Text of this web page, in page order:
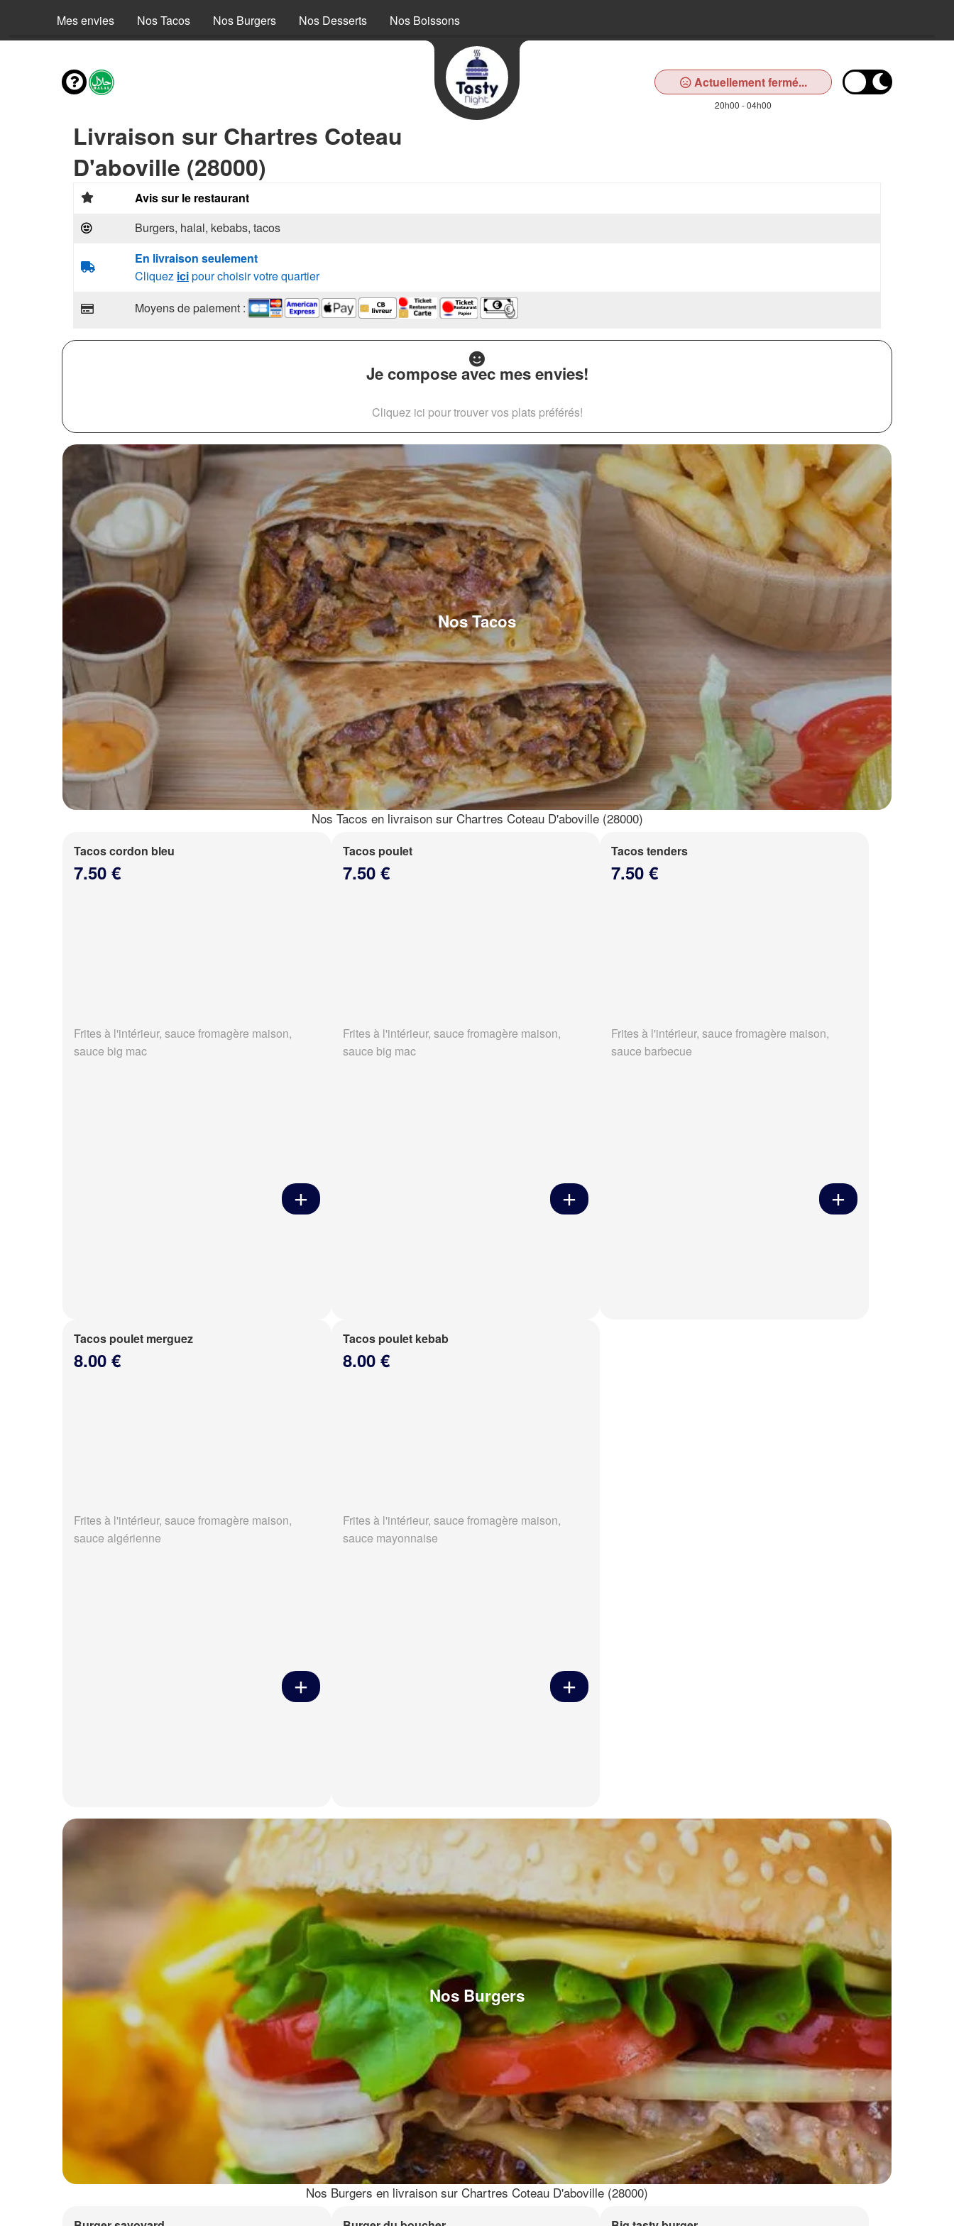
Mes envies Nos Tacos Nos Burgers Nos Desserts Nos Boissons
Actuellement fermé...
20h00 - 04h00
Livraison sur Chartres Coteau
D'aboville (28000)
Avis sur le restaurant
Burgers, halal, kebabs, tacos
En livraison seulement
Cliquez icipour choisir votre quartier
Moyens de paiement :
Je compose avec mes envies!
Cliquez ici pour trouver vos plats préférés!
Nos Tacos
Nos Tacos en livraison sur Chartres Coteau D'aboville (28000)
Tacos cordon bleu
7.50 €
Frites à l'intérieur, sauce fromagère maison,
sauce big mac
Tacos poulet
7.50 €
Frites à l'intérieur, sauce fromagère maison,
sauce big mac
Tacos tenders
7.50 €
Frites à l'intérieur, sauce fromagère maison,
sauce barbecue
Tacos poulet merguez
8.00 €
Frites à l'intérieur, sauce fromagère maison,
sauce algérienne
Tacos poulet kebab
8.00 €
Frites à l'intérieur, sauce fromagère maison,
sauce mayonnaise
Nos Burgers
Nos Burgers en livraison sur Chartres Coteau D'aboville (28000)